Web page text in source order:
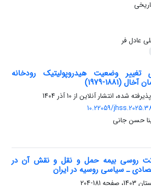
عادل فر
تغییر وضعیت هیدروپولیتیک رودخانه
(1881-1979)
شده، انتشار آنلاین از 10 آذر 1404
10.22059/
حسن جانی
روسی بیمه حمل و نقل و نقش آن در
ـ سیاسی روسیه در ایران
181-204